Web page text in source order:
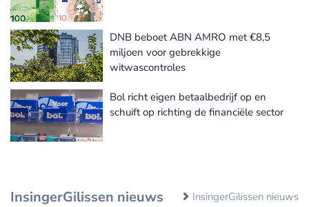
DNB beboet ABN AMRO met €8,5
miljoen voor gebrekkige
witwascontroles
Bol richt eigen betaalbedrijf op en
schuift op richting de financiële sector
InsingerGilissen nieuws InsingerGilissen nieuws